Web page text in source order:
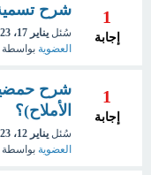
1
إجابة
شرح تسمية
سُئل يناير 17، 2023
العضوية بواسطة
1
إجابة
شرح
الأملاح)؟
سُئل يناير 12، 2023
العضوية بواسطة